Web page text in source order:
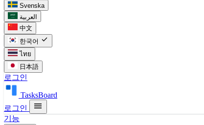
Svenska
العربية
中文
한국어 check
ไทย
日本語
로그인
TasksBoard
로그인
menu
기능